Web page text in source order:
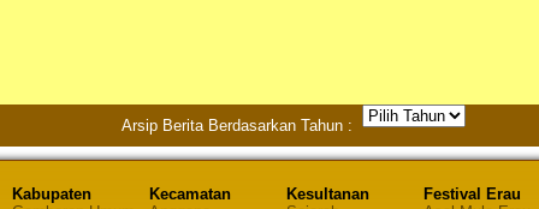
Arsip Berita Berdasarkan Tahun :
Kabupaten
Kecamatan
Kesultanan
Festival Erau